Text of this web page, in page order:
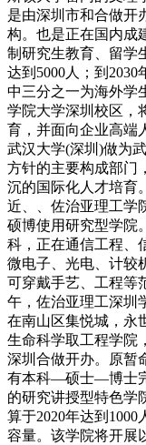
是由深圳市和合做开
构。也是正在国内成
制研究生教育、留学
达到5000人；到
中三分之一为海外学
学院大学深圳校区，
育，并面向企业高端
武汉大学(深圳)做为
方针的主要构成部门
沉的国际化人才培育
近、、佐治亚理工学
硕博使用研究型学院
科，正在通信工程、
微电子、光电、计较
可穿戴手艺、工程等
午，佐治亚理工深圳
在南山区集悦城，永
生命科学取工程学院
深圳合做开办。原暂
有本科—硕士—博士
的研究讲授型特色学
算于2020年达到
容量。该学院将开展